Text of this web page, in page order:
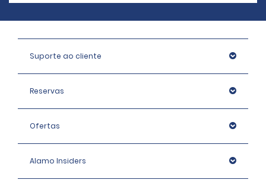
Suporte ao cliente
Reservas
Ofertas
Alamo Insiders